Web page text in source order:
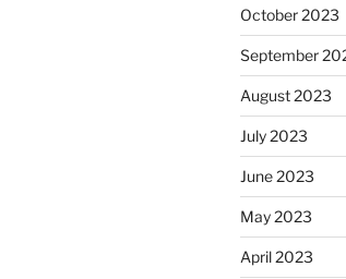
October 2023
September
August 2023
July 2023
June 2023
May 2023
April 2023